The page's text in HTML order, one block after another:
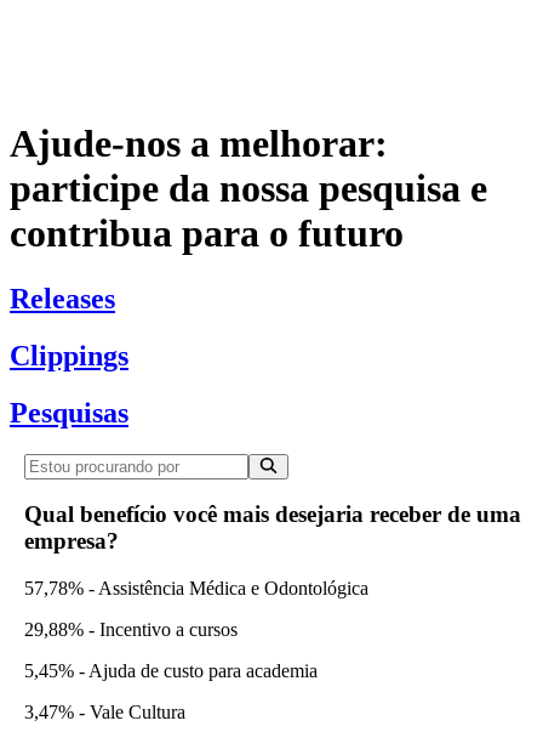
Ajude-nos a melhorar:
participe da nossa pesquisa e
contribua para o futuro
Releases
Clippings
Pesquisas
Qual benefício você mais desejaria receber de uma
empresa?
57,78% - Assistência Médica e Odontológica
29,88% - Incentivo a cursos
5,45% - Ajuda de custo para academia
3,47% - Vale Cultura